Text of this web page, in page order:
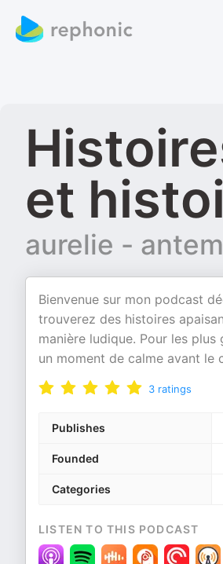
et
aurelie -
Bienvenue sur mon podcast
trouverez des histoires
manière ludique. Pour les
un moment de calme avant le
3 ratings
Publishes
Founded
Categories
LISTEN TO THIS PODCAST